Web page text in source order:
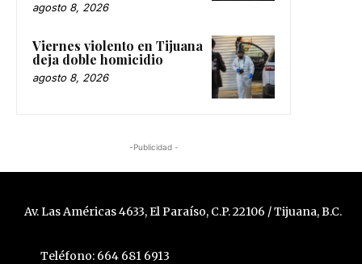
agosto 8, 2026
Viernes violento en Tijuana
deja doble homicidio
agosto 8, 2026
-Publicidad -
Av. Las Américas 4633, El Paraíso, C.P. 22106 / Tijuana, B.C.
Teléfono: 664 681 6913